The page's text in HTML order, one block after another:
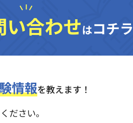
い合わせはコチラ
情報を教えます！
ださい。